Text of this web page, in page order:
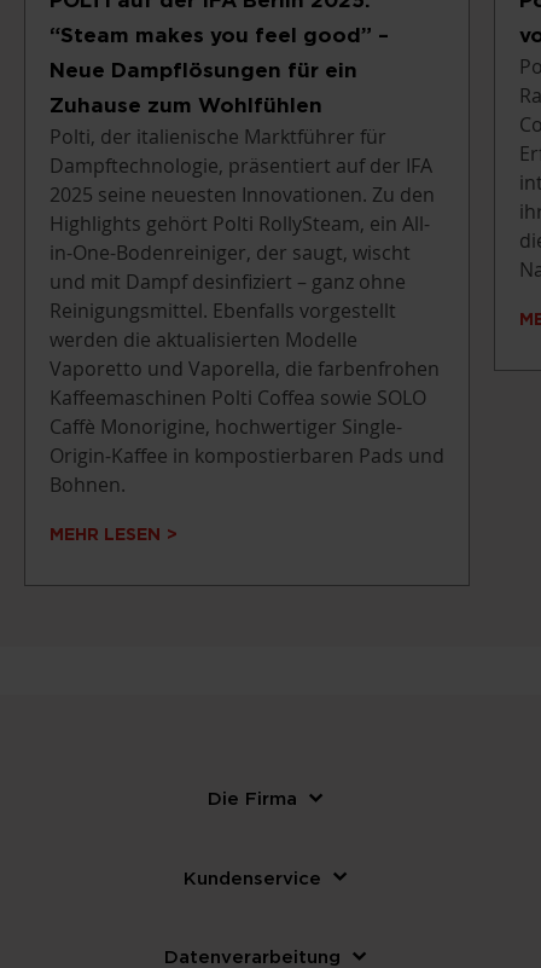
“Steam makes you feel good” –
Neue Dampflösungen für ein
Zuhause zum Wohlfühlen
Polti, der italienische Marktführer für
Dampftechnologie, präsentiert auf der IFA
2025 seine neuesten Innovationen. Zu den
Highlights gehört Polti RollySteam, ein All-
in-One-Bodenreiniger, der saugt, wischt
und mit Dampf desinfiziert – ganz ohne
Reinigungsmittel. Ebenfalls vorgestellt
werden die aktualisierten Modelle
Vaporetto und Vaporella, die farbenfrohen
Kaffeemaschinen Polti Coffea sowie SOLO
Caffè Monorigine, hochwertiger Single-
Origin-Kaffee in kompostierbaren Pads und
Bohnen.
MEHR LESEN
Die Firma
Kundenservice
Datenverarbeitung